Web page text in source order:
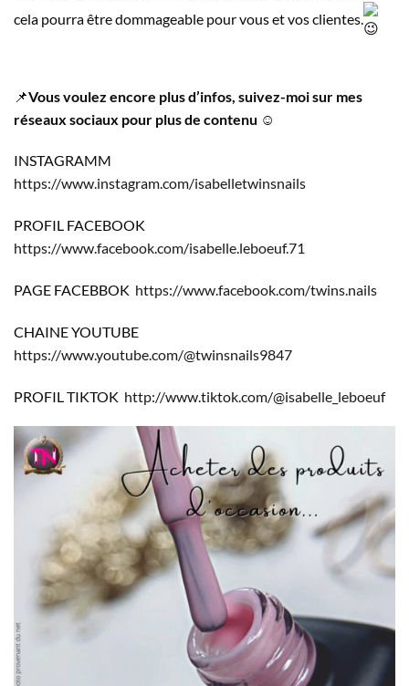
cela pourra être dommageable pour vous et vos clientes.
📌Vous voulez encore plus d’infos, suivez-moi sur mes
réseaux sociaux pour plus de contenu ☺️
INSTAGRAMM
https://www.instagram.com/isabelletwinsnails
PROFIL FACEBOOK
https://www.facebook.com/isabelle.leboeuf.71
PAGE FACEBBOK https://www.facebook.com/twins.nails
CHAINE YOUTUBE
https://www.youtube.com/@twinsnails9847
PROFIL TIKTOK http://www.tiktok.com/@isabelle_leboeuf